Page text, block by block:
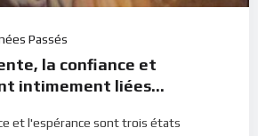
Passés
la confiance et
intimement liées
et l'espérance sont trois états